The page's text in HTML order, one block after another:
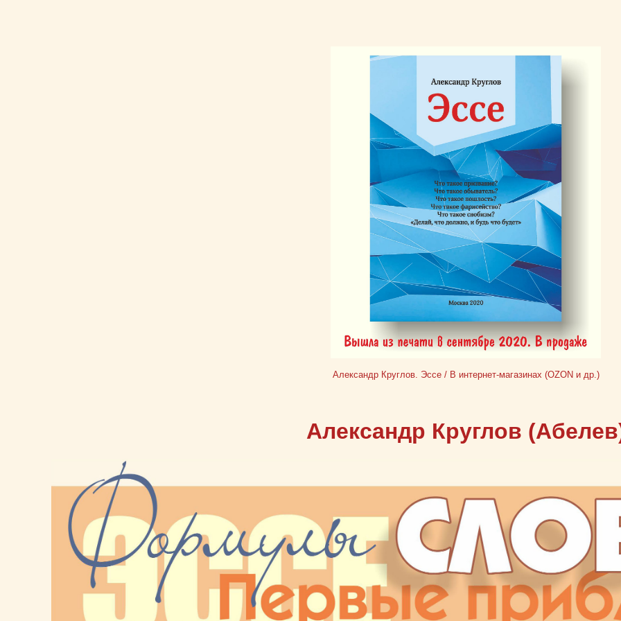
Александр Круглов. Эссе / В интернет-магазинах (OZON и др.)
Александр Круглов